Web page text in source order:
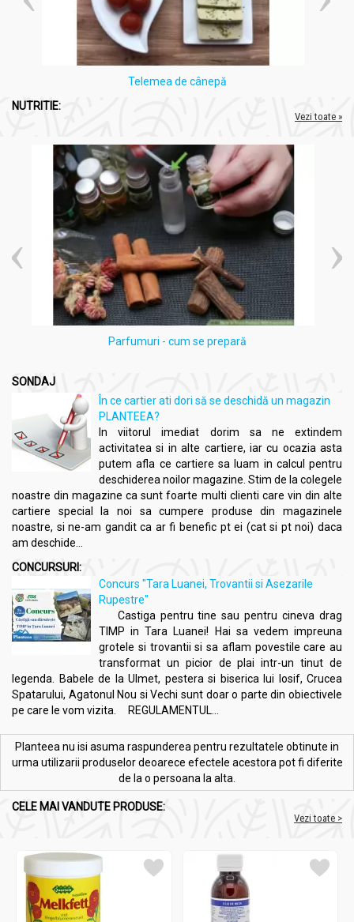
Telemea de cânepă
NUTRITIE:
Vezi toate »
Parfumuri - cum se prepară
SONDAJ
În ce cartier ati dori să se deschidă un magazin
PLANTEEA?
In viitorul imediat dorim sa ne extindem
activitatea si in alte cartiere, iar cu ocazia asta
putem afla ce cartiere sa luam in calcul pentru
deschiderea noilor magazine. Stim de la colegele
noastre din magazine ca sunt foarte multi clienti care vin din alte
cartiere special la noi sa cumpere produse din magazinele
noastre, si ne-am gandit ca ar fi benefic pt ei (cat si pt noi) daca
am deschide...
CONCURSURI:
Concurs "Tara Luanei, Trovantii si Asezarile
Rupestre"
Castiga pentru tine sau pentru cineva drag
TIMP in Tara Luanei! Hai sa vedem impreuna
grotele si trovantii si sa aflam povestile care au
transformat un picior de plai intr-un tinut de
legenda. Babele de la Ulmet, pestera si biserica lui Iosif, Crucea
Spatarului, Agatonul Nou si Vechi sunt doar o parte din obiectivele
pe care le vom vizita. REGULAMENTUL...
Planteea nu isi asuma raspunderea pentru rezultatele obtinute in
urma utilizarii produselor deoarece efectele acestora pot fi diferite
de la o persoana la alta.
CELE MAI VANDUTE PRODUSE:
Vezi toate >